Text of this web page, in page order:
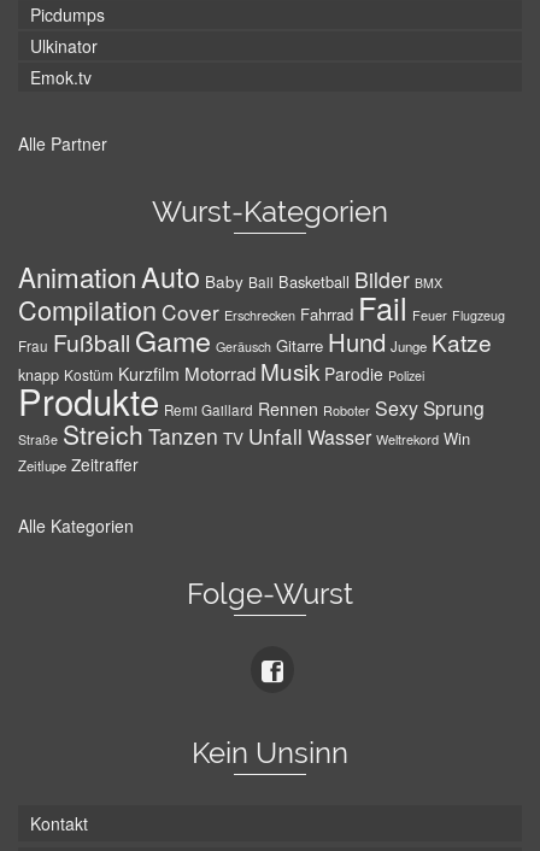
Picdumps
Ulkinator
Emok.tv
Alle Partner
Wurst-Kategorien
AnimationAuto Baby Ball Basketball Bilder BMX
Compilation Cover Erschrecken Fahrrad Fail Feuer Flugzeug
Frau Fußball Game Geräusch Gitarre Hund Junge Katze
knapp Kostüm Kurzfilm Motorrad Musik Parodie Polizei
Produkte Remi Gaillard Rennen Roboter SexySprung
Straße Streich Tanzen TV Unfall Wasser Weltrekord Win
Zeitlupe Zeitraffer
Alle Kategorien
Folge-Wurst
Kein Unsinn
Kontakt